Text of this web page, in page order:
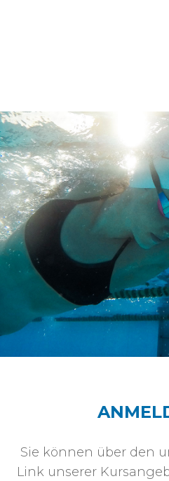
Sie können über den
Link unserer